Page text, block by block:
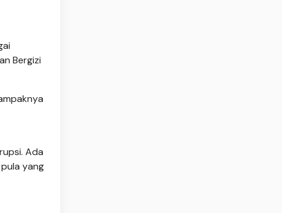
Bergizi
Ada
yang